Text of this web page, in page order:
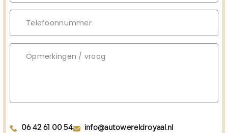
06 42 61 00 54 info@autowereldroyaal.nl